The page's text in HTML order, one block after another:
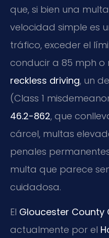
que, si bien una
velocidad simple es
tráfico, exceder el
conducir a 85 mph o
reckless driving, un
(Class 1
46.2-862, que
cárcel, multas
penales
multa que parece
cuidadosa.
El Gloucester County
actualmente por el